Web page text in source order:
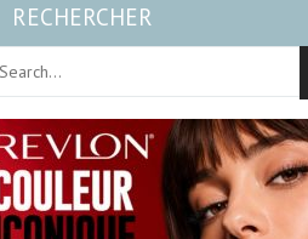
RECHERCHER